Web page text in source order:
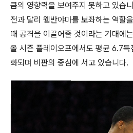
큼의 영향력을 보여주지 못하고 있습
전과 달리 웸반야마를 보좌하는 역할
때 공격을 이끌어줄 것이라는 기대에
올 시즌 플레이오프에서도 평균 6.7득
화되며 비판의 중심에 서고 있습니다.